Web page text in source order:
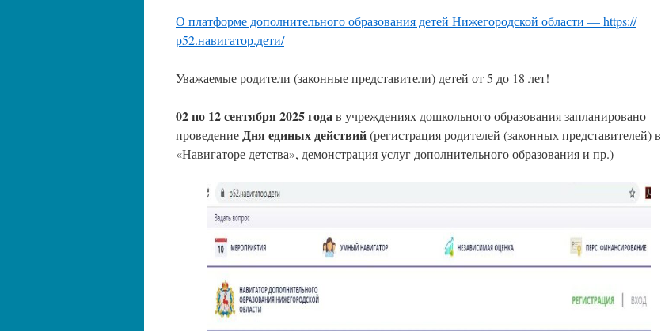
О платформе дополнительного образования детей Нижегородской области — https://
р52.навигатор.дети/
Уважаемые родители (законные представители) детей от 5 до 18 лет!
02 по 12 сентября 2025 годав учреждениях дошкольного образования запланировано
проведениеДня единых действий(регистрация родителей (законных представителей) в
«Навигаторе детства», демонстрация услуг дополнительного образования и пр.)